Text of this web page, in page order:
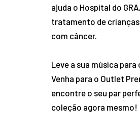
ajuda o Hospital do
tratamento de
com câncer.
Leve a sua música para
Venha para o Outlet
encontre o seu par
coleção agora mesmo!